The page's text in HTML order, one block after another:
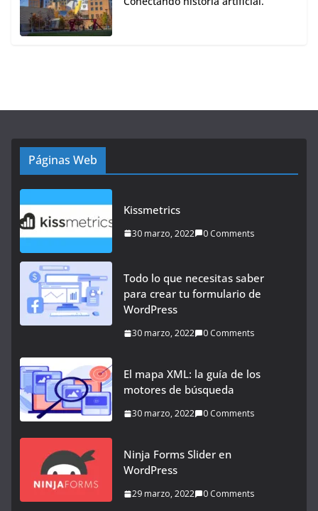
Páginas Web
Kissmetrics
30 marzo, 2022 0 Comments
Todo lo que necesitas saber
para crear tu formulario de
WordPress
30 marzo, 2022 0 Comments
El mapa XML: la guía de los
motores de búsqueda
30 marzo, 2022 0 Comments
Ninja Forms Slider en
WordPress
29 marzo, 2022 0 Comments